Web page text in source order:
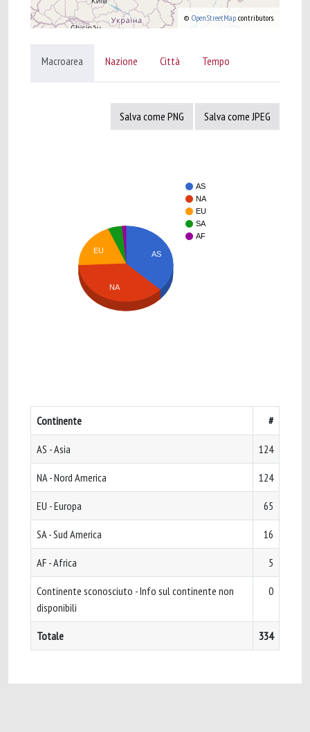
© OpenStreetMap contributors.
Macroarea Nazione Città Tempo
Salva come PNG Salva come JPEG
AS
NA
EU
SA
AF
AS
EU
NA
Continente #
AS - Asia 124
NA - Nord America 124
EU - Europa 65
SA - Sud America 16
AF - Africa 5
Continente sconosciuto - Info sul continente non
disponibili
0
Totale 334